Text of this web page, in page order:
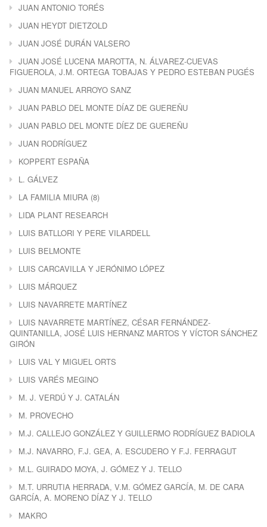
JUAN ANTONIO TORÉS
JUAN HEYDT DIETZOLD
JUAN JOSÉ DURÁN VALSERO
JUAN JOSÉ LUCENA MAROTTA, N. ÁLVAREZ-CUEVAS
FIGUEROLA, J.M. ORTEGA TOBAJAS Y PEDRO ESTEBAN PUGÉS
JUAN MANUEL ARROYO SANZ
JUAN PABLO DEL MONTE DÍAZ DE GUEREÑU
JUAN PABLO DEL MONTE DÍEZ DE GUEREÑU
JUAN RODRÍGUEZ
KOPPERT ESPAÑA
L. GÁLVEZ
LA FAMILIA MIURA (8)
LIDA PLANT RESEARCH
LUIS BATLLORI Y PERE VILARDELL
LUIS BELMONTE
LUIS CARCAVILLA Y JERÓNIMO LÓPEZ
LUIS MÁRQUEZ
LUIS NAVARRETE MARTÍNEZ
LUIS NAVARRETE MARTÍNEZ, CÉSAR FERNÁNDEZ-
QUINTANILLA, JOSÉ LUIS HERNANZ MARTOS Y VÍCTOR SÁNCHEZ
GIRÓN
LUIS VAL Y MIGUEL ORTS
LUIS VARÉS MEGINO
M. J. VERDÚ Y J. CATALÁN
M. PROVECHO
M.J. CALLEJO GONZÁLEZ Y GUILLERMO RODRÍGUEZ BADIOLA
M.J. NAVARRO, F.J. GEA, A. ESCUDERO Y F.J. FERRAGUT
M.L. GUIRADO MOYA, J. GÓMEZ Y J. TELLO
M.T. URRUTIA HERRADA, V.M. GÓMEZ GARCÍA, M. DE CARA
GARCÍA, A. MORENO DÍAZ Y J. TELLO
MAKRO